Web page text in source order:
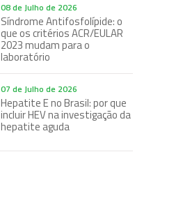
08 de Julho de 2026
Síndrome Antifosfolípide: o
que os critérios ACR/EULAR
2023 mudam para o
laboratório
07 de Julho de 2026
Hepatite E no Brasil: por que
incluir HEV na investigação da
hepatite aguda